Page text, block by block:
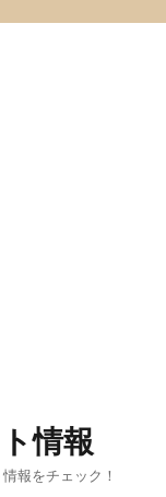
情報
報をチェック！